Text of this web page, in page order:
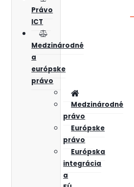
Právo
ICT
Medzinárodné
a
európske
právo
Medzinárodné
právo
Európske
právo
Európska
integrácia
a